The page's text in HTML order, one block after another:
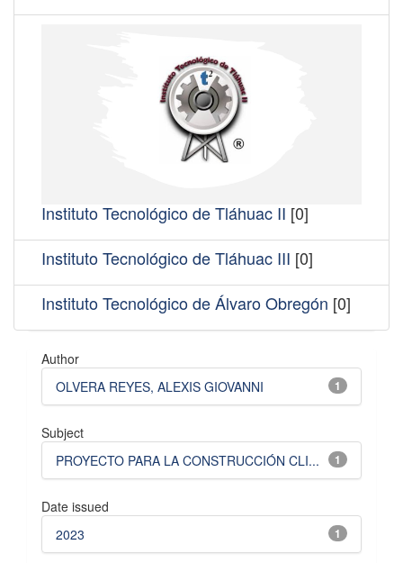
Instituto Tecnológico de Tláhuac II [0]
Instituto Tecnológico de Tláhuac III [0]
Instituto Tecnológico de Álvaro Obregón [0]
Author
1
OLVERA REYES, ALEXIS GIOVANNI
Subject
1
PROYECTO PARA LA CONSTRUCCIÓN CLI...
Date issued
1
2023